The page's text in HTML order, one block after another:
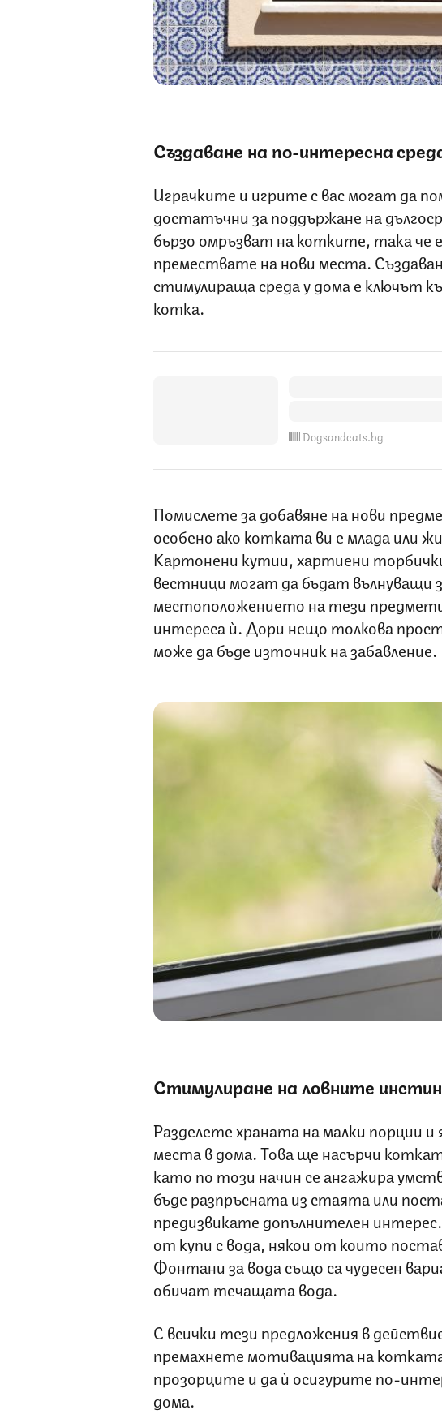
Създаване на по-интересна
Играчките и игрите с вас могат да
достатъчни за поддържане на
бързо омръзват на котките, така че
премествате на нови места.
стимулираща среда у дома е ключът
котка.
Dogsandcats.bg
Помислете за добавяне на нови
особено ако котката ви е млада или
Картонени кутии, хартиени
вестници могат да бъдат
местоположението на тези
интереса ѝ. Дори нещо толкова
може да бъде източник на забавление.
Стимулиране на ловните
Разделете храната на малки порции и
места в дома. Това ще насърчи
като по този начин се ангажира
бъде разпръсната из стаята или
предизвикате допълнителен
от купи с вода, някои от които
Фонтани за вода също са чудесен
обичат течащата вода.
С всички тези предложения в
премахнете мотивацията на котката
прозорците и да ѝ осигурите по-
дома.